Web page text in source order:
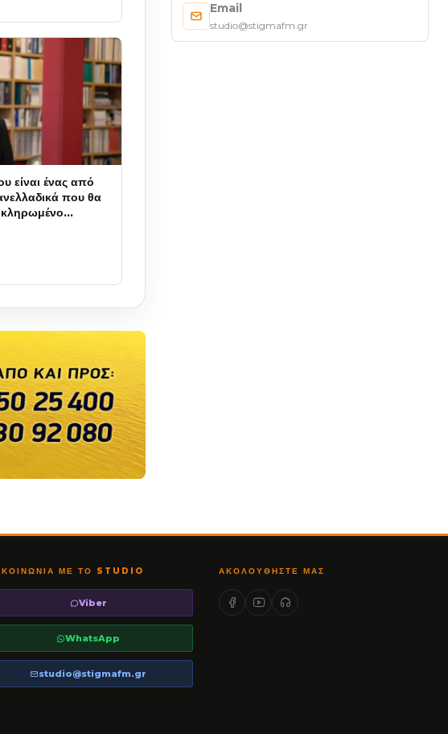
είναι ένας από
που θα
Email
studio@stigmafm.gr
ΜΕ ΤΟ STUDIO
Viber
WhatsApp
studio@stigmafm.gr
ΑΚΟΛΟΥΘΉΣΤΕ ΜΑΣ